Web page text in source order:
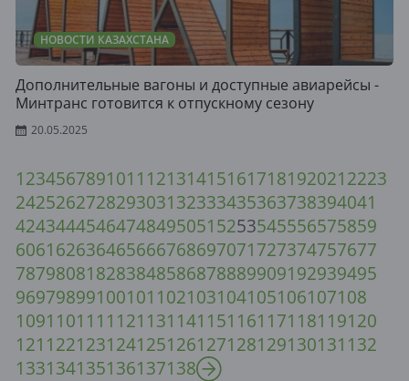
НОВОСТИ КАЗАХСТАНА
Дополнительные вагоны и доступные авиарейсы -
Минтранс готовится к отпускному сезону
20.05.2025
1234567891011 121314151617181920212223
242526272829303132333435363738394041
424344454647484950515253545556575859
606162636465666768697071727374757677
787980818283848586878889909192939495
96979899100101 102103104105106107108
109110111 112113114115116117118119120
121 122123124125126127128129130131 132
133134135136137138